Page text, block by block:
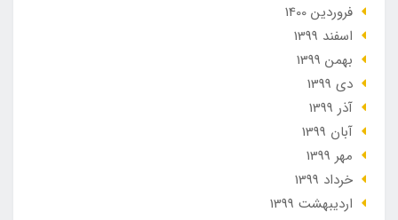
فروردین 1400
اسفند 1399
بهمن 1399
دی 1399
آذر 1399
آبان 1399
مهر 1399
خرداد 1399
ارديبهشت 1399